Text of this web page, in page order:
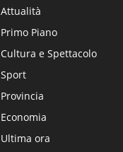
Attualità
Primo Piano
Cultura e Spettacolo
Sport
Provincia
Economia
Ultima ora